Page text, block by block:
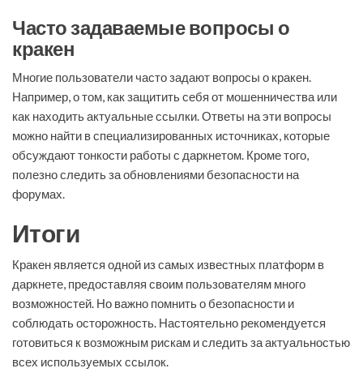
Часто задаваемые вопросы о
кракен
Многие пользователи часто задают вопросы о кракен.
Например, о том, как защитить себя от мошенничества или
как находить актуальные ссылки. Ответы на эти вопросы
можно найти в специализированных источниках, которые
обсуждают тонкости работы с даркнетом. Кроме того,
полезно следить за обновлениями безопасности на
форумах.
Итоги
Кракен является одной из самых известных платформ в
даркнете, предоставляя своим пользователям много
возможностей. Но важно помнить о безопасности и
соблюдать осторожность. Настоятельно рекомендуется
готовиться к возможным рискам и следить за актуальностью
всех используемых ссылок.